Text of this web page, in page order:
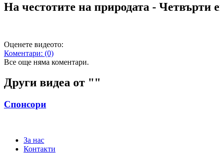
На честотите на природата - Четвърти
Оценете видеото:
Коментари: (0)
Все още няма коментари.
Други видеа от ""
Спонсори
За нас
Контакти